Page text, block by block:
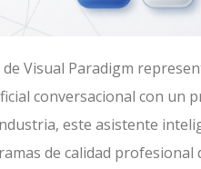
de Visual Paradigm
conversacional con un
este asistente
de calidad